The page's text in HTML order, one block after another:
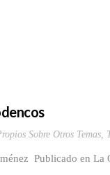
Sobre Otros Temas,
Publicado en La